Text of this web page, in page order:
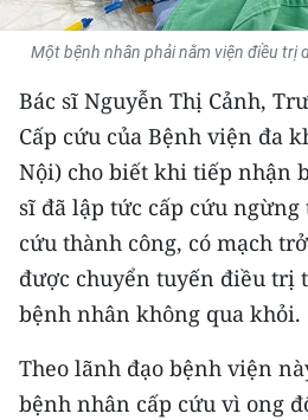
KHOA HỌC - CÔNG NGHỆ
BẠN ĐỌC
KIỂM CHỨNG THÔNG TIN
TRI THỨC CHUYÊN SÂU
54 DÂN TỘC VIỆT NAM
CHƯƠNG TRÌNH OCOP - MỖI XÃ
MỘT SẢN PHẨM
Một bệnh nhân phải nằm viện điều trị
Bác sĩ Nguyễn Thị Cảnh,
Cấp cứu của Bệnh viện đa
Nội) cho biết khi tiếp nhận
sĩ đã lập tức cấp cứu ngừng
cứu thành công, có mạch
được chuyển tuyến điều trị
bệnh nhân không qua khỏi.
Theo lãnh đạo bệnh viện
bệnh nhân cấp cứu vì ong